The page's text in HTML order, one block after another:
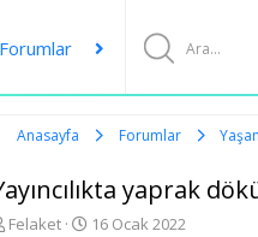
Forumlar
Anasayfa Forumlar
yaprak
K
Felaket
B16 Ocak 2022